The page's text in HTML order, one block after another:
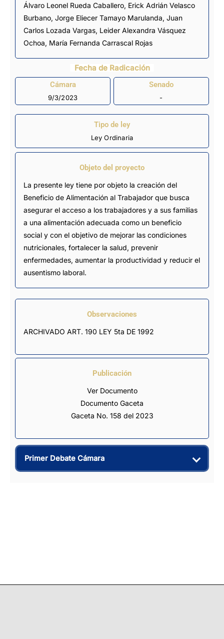
Álvaro Leonel Rueda Caballero, Erick Adrián Velasco
Burbano, Jorge Eliecer Tamayo Marulanda, Juan
Carlos Lozada Vargas, Leider Alexandra Vásquez
Ochoa, María Fernanda Carrascal Rojas
Fecha de Radicación
Cámara
9/3/2023
Senado
-
Tipo de ley
Ley Ordinaria
Objeto del proyecto
La presente ley tiene por objeto la creación del
Beneficio de Alimentación al Trabajador que busca
asegurar el acceso a los trabajadores y a sus familias
a una alimentación adecuada como un beneficio
social y con el objetivo de mejorar las condiciones
nutricionales, fortalecer la salud, prevenir
enfermedades, aumentar la productividad y reducir el
ausentismo laboral.
Observaciones
ARCHIVADO ART. 190 LEY 5ta DE 1992
Publicación
Ver Documento
Documento Gaceta
Gaceta No. 158 del 2023
Primer Debate Cámara